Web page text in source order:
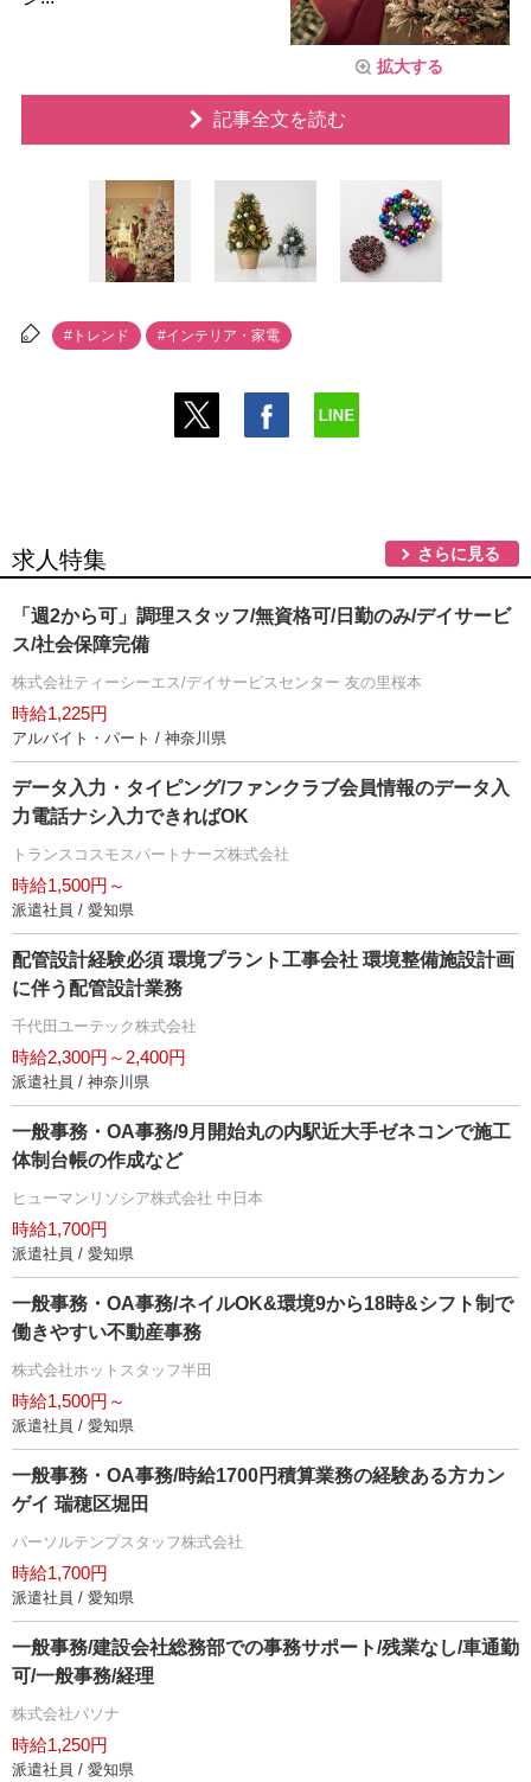
拡大する
記事全文を読む
#トレンド #インテリア・家電
求人特集 さらに見る
「週2から可」調理スタッフ/無資格可/日勤のみ/デイサービ
ス/社会保障完備
株式会社ティーシーエス/デイサービスセンター 友の里桜本
時給1,225円
アルバイト・パート / 神奈川県
データ入力・タイピング/ファンクラブ会員情報のデータ入
力電話ナシ入力できればOK
トランスコスモスパートナーズ株式会社
時給1,500円～
派遣社員 / 愛知県
配管設計経験必須 環境プラント工事会社 環境整備施設計画
に伴う配管設計業務
千代田ユーテック株式会社
時給2,300円～2,400円
派遣社員 / 神奈川県
一般事務・OA事務/9月開始丸の内駅近大手ゼネコンで施工
体制台帳の作成など
ヒューマンリソシア株式会社 中日本
時給1,700円
派遣社員 / 愛知県
一般事務・OA事務/ネイルOK&環境9から18時&シフト制で
働きやすい不動産事務
株式会社ホットスタッフ半田
時給1,500円～
派遣社員 / 愛知県
一般事務・OA事務/時給1700円積算業務の経験ある方カン
ゲイ 瑞穂区堀田
パーソルテンプスタッフ株式会社
時給1,700円
派遣社員 / 愛知県
一般事務/建設会社総務部での事務サポート/残業なし/車通勤
可/一般事務/経理
株式会社パソナ
時給1,250円
派遣社員 / 愛知県